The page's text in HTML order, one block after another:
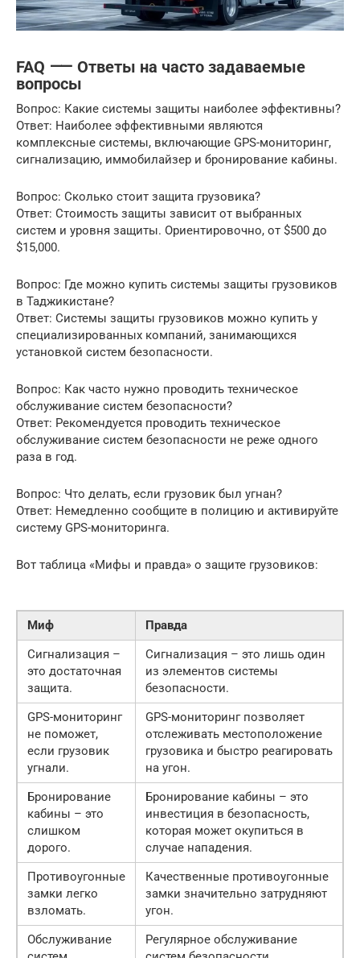
FAQ ⸺ Ответы на часто задаваемые
вопросы
Вопрос: Какие системы защиты наиболее эффективны?
Ответ: Наиболее эффективными являются
комплексные системы, включающие GPS-мониторинг,
сигнализацию, иммобилайзер и бронирование кабины.
Вопрос: Сколько стоит защита грузовика?
Ответ: Стоимость защиты зависит от выбранных
систем и уровня защиты. Ориентировочно, от $500 до
$15,000.
Вопрос: Где можно купить системы защиты грузовиков
в Таджикистане?
Ответ: Системы защиты грузовиков можно купить у
специализированных компаний, занимающихся
установкой систем безопасности.
Вопрос: Как часто нужно проводить техническое
обслуживание систем безопасности?
Ответ: Рекомендуется проводить техническое
обслуживание систем безопасности не реже одного
раза в год.
Вопрос: Что делать, если грузовик был угнан?
Ответ: Немедленно сообщите в полицию и активируйте
систему GPS-мониторинга.
Вот таблица «Мифы и правда» о защите грузовиков:
Миф
Правда
Сигнализация –
это достаточная
защита.
Сигнализация – это лишь один
из элементов системы
безопасности.
GPS-мониторинг
не поможет,
если грузовик
угнали.
GPS-мониторинг позволяет
отслеживать местоположение
грузовика и быстро реагировать
на угон.
Бронирование
кабины – это
слишком
дорого.
Бронирование кабины – это
инвестиция в безопасность,
которая может окупиться в
случае нападения.
Противоугонные
замки легко
взломать.
Качественные противоугонные
замки значительно затрудняют
угон.
Обслуживание
Регулярное обслуживание